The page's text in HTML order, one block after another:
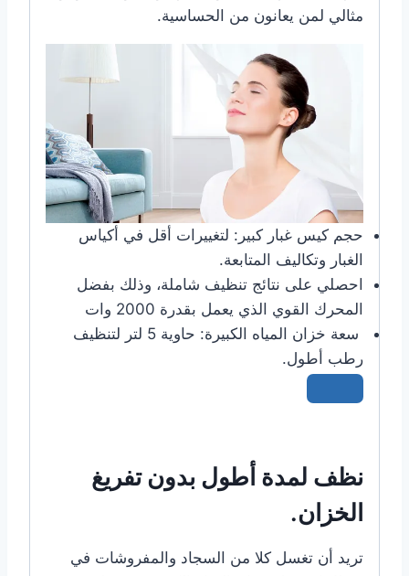
مثالي لمن يعانون من الحساسية.
حجم كيس غبار كبير: لتغييرات أقل في أكياس
الغبار وتكاليف المتابعة.
احصلي على نتائج تنظيف شاملة، وذلك بفضل
المحرك القوي الذي يعمل بقدرة 2000 وات
سعة خزان المياه الكبيرة:
حاوية 5 لتر لتنظيف
رطب أطول.
نظف لمدة أطول بدون تفريغ
الخزان.
تريد أن تغسل كلا من السجاد والمفروشات في